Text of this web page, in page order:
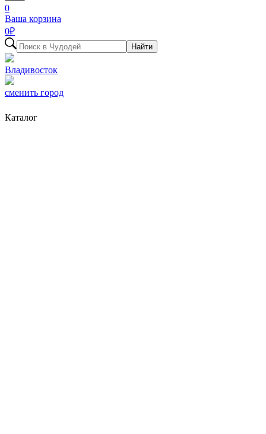
0
Ваша корзина
0₽
Найти
Владивосток
сменить город
Каталог